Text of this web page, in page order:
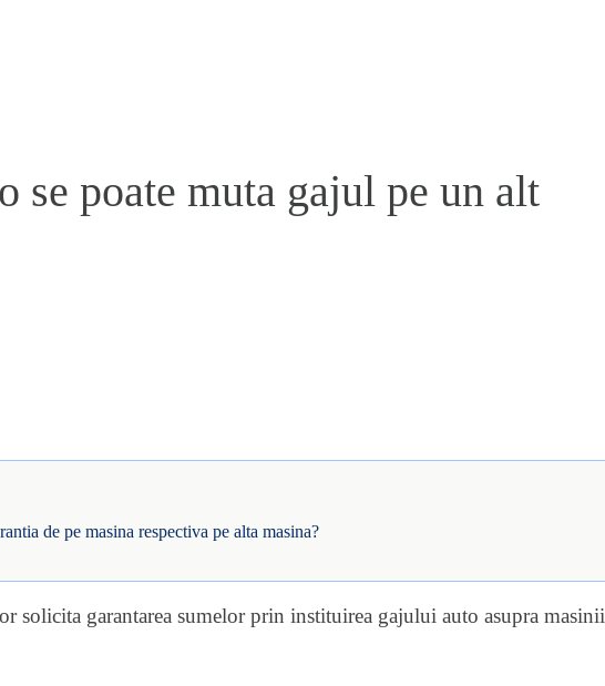
se poate muta gajul pe un alt
de pe masina respectiva pe alta masina?
solicita garantarea sumelor prin instituirea gajului auto asupra masinii